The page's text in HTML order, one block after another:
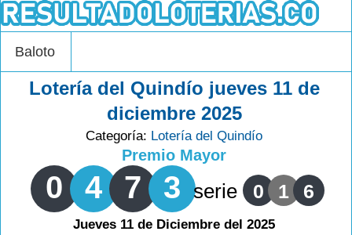
Baloto
Lotería del Quindío jueves 11 de
diciembre 2025
Categoría: Lotería del Quindío
Premio Mayor
0 4 7 3 serie 0 1 6
Jueves 11 de Diciembre del 2025